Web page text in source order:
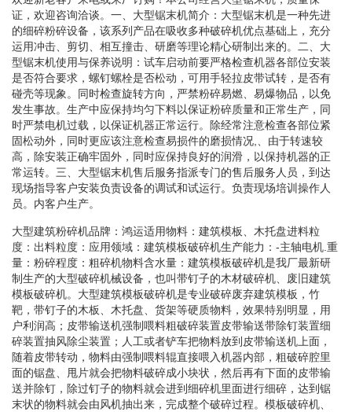
证，欢迎咨询洽谈。一、大型锯末机简介：大型锯末机是一种先进
的细碎粉碎设备，该系列产品在吸收多种破碎机优点基础上，充分
运用冲击、剪切、相互撞击、研磨等理论精心研制出来的。二、大
型锯末机使用与保养说明：试车启动前要严格检查机器各部位安装
是否符合要求，螺钉螺栓是否松动，可用手轻拉皮带试转，是否有
碰壳等现象。同时检查旋转方向，严禁粉碎易燃、易爆物品，以免
发生事故。生产中应保持均匀下料以保证粉碎质量和正常生产，同
时严禁电机过载，以保证机器正常运行。除经常注意检查各部位紧
固松动外，同时更应该注意检查易损件的磨损情况,、由于转速较
高，除安装正确牢固外，同时应保持良好的润滑，以保持机器的正
常运转。三、大型锯末机售后服务指派专门的售后服务人员，到达
现场指导客户安装负责设备的调试和试运行。负责现场培训操作人
员。内客户生产。
大型建筑粉碎机品牌：鸿运适用物料：建筑模板、木托盘进料粒
度：出料粒度：应用领域：建筑模板破碎机生产能力：-主轴电机.重
量：粉碎程度：粗碎机物料含水量：建筑模板破碎机是我厂最新研
制生产的大型破碎机械设备，也叫带钉子的木材破碎机、废旧建筑
模板破碎机。大型建筑模板破碎机是专业破碎废弃建筑模板，竹
靶，带钉子的木板、木托盘、货架等硬质物料，效果特别明显，用
户利润高；皮带输送机强制喂料粗破碎装置皮带输送带除钉装置细
碎装置抽风除尘装置；人工或者铲车把物料放到皮带输送机上面，
随着皮带转动，物料由强制喂料辊直接喂入机器内部，粗破碎腔里
面的锯盘、甩片就会把物料破碎成小块状，然后再有下面的皮带输
送并除钉，除过钉子的物料就会进到细碎机里面进行细碎，达到锯
末状的物料就会由风机抽出来，完成整个破碎过程。模板破碎机、